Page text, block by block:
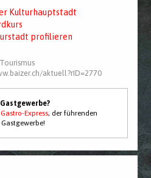
Kulturhauptstadt
profilieren
Tourismus
aktuell?rID=2770
Gastro-Express, der führenden